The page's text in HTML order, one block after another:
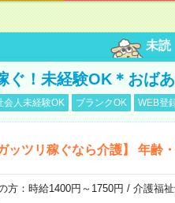
未読
ぐ！未経験OK＊おば
会人未経験OK ブランクOK WEB登
ッツリ稼ぐなら介護】 年齢
方：時給1400円～1750円 / 介護福